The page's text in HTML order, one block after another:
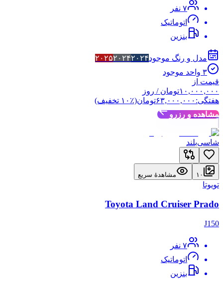
۷ نفر
اتوماتیک
بنزین
مدل و رنگ موجود ۲۰۲۵۲۰۲۴۲۰۲۴
۳ واحد موجود
قیمت از
۱۰,۰۰۰,۰۰۰تومان / روز
هفتگی: ۶۳,۰۰۰,۰۰۰تومان(٪ ۱۰ تخفیف)
مشاهده و رزرو
شاسی‌بلند
۱۰ مشاهدهٔ سریع
تویوتا
Toyota Land Cruiser Prado
J150
۷ نفر
اتوماتیک
بنزین